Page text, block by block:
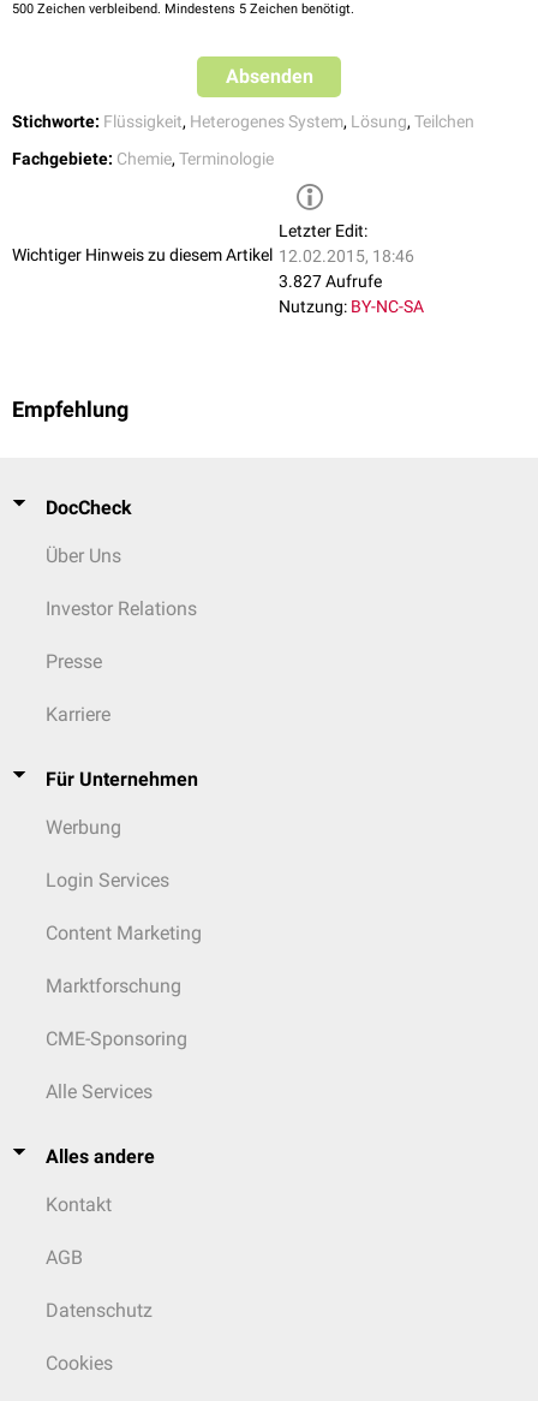
500 Zeichen verbleibend. Mindestens 5 Zeichen benötigt.
Absenden
Stichworte: Flüssigkeit, Heterogenes System, Lösung, Teilchen
Fachgebiete: Chemie, Terminologie
Wichtiger Hinweis zu diesem Artikel
Letzter Edit:
12.02.2015, 18:46
3.827 Aufrufe
Nutzung: BY-NC-SA
Empfehlung
DocCheck
Über Uns
Investor Relations
Presse
Karriere
Für Unternehmen
Werbung
Login Services
Content Marketing
Marktforschung
CME-Sponsoring
Alle Services
Alles andere
Kontakt
AGB
Datenschutz
Cookies